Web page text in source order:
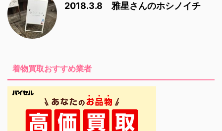
2018.3.8 雅星さんのホシノイチ
着物買取おすすめ業者